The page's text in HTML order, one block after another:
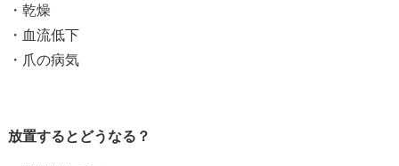
・乾燥
・血流低下
・爪の病気
放置するとどうなる？